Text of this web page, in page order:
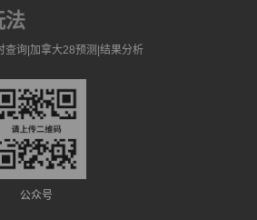
法
查询|加拿大28预测|结果分析
公众号